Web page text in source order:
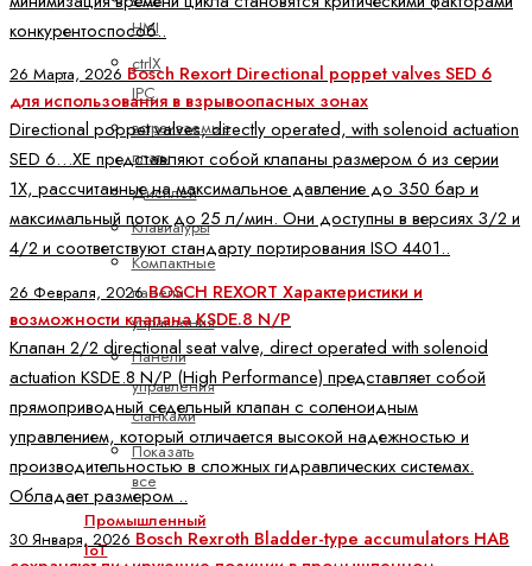
HMI
ctrlX
IPC
встраиваемые
платы
Дисплей
Клавиатуры
Компактные
панели
управления
Панели
управления
станками
Показать
все
Промышленный
IoT
конкурентоспособ..
26 Марта, 2026 Bosch Rexort Directional poppet valves SED 6
для использования в взрывоопасных зонах
Directional poppet valves, directly operated, with solenoid actuation
SED 6…XE представляют собой клапаны размером 6 из серии
1X, рассчитанные на максимальное давление до 350 бар и
максимальный поток до 25 л/мин. Они доступны в версиях 3/2 и
4/2 и соответствуют стандарту портирования ISO 4401..
26 Февраля, 2026BOSCH REXORT Характеристики и
возможности клапана KSDE.8 N/P
Клапан 2/2 directional seat valve, direct operated with solenoid
actuation KSDE.8 N/P (High Performance) представляет собой
прямоприводный седельный клапан с соленоидным
управлением, который отличается высокой надежностью и
производительностью в сложных гидравлических системах.
Обладает размером ..
30 Января, 2026 Bosch Rexroth Bladder-type accumulators HAB